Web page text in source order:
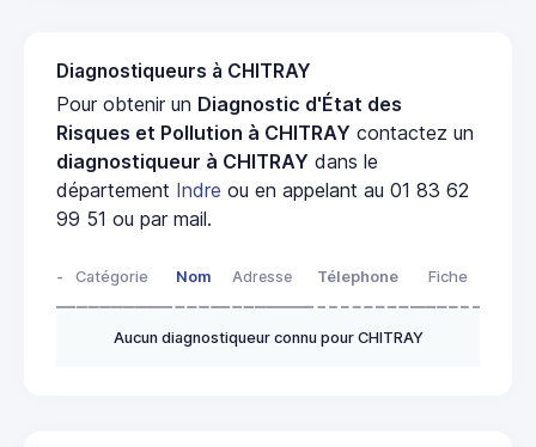
Diagnostiqueurs à CHITRAY
Pour obtenir un Diagnostic d'État des
Risques et Pollution à CHITRAY contactez un
diagnostiqueur à CHITRAY dans le
département Indre ou en appelant au 01 83 62
99 51 ou par mail.
- Catégorie Nom Adresse Télephone Fiche
Aucun diagnostiqueur connu pour CHITRAY